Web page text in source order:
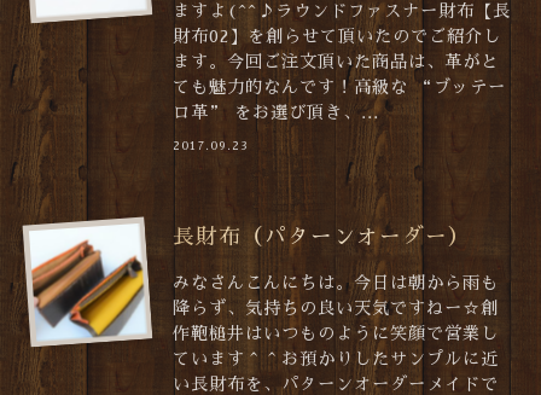
ますよ(^^♪ラウンドファスナー財布【長
財布02】を創らせて頂いたのでご紹介し
ます。今回ご注文頂いた商品は、革がと
ても魅力的なんです！高級な “ブッテー
ロ革” をお選び頂き、...
2017.09.23
長財布（パターンオーダー）
みなさんこんにちは。今日は朝から雨も
降らず、気持ちの良い天気ですねー☆創
作鞄槌井はいつものように笑顔で営業し
ています＾＾お預かりしたサンプルに近
い長財布を、パターンオーダーメイドで